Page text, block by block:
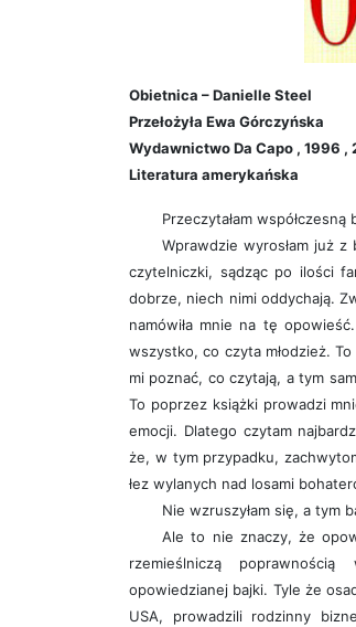
Obietnica – Danielle Steel
Przełożyła Ewa Górczyńska
Wydawnictwo Da Capo , 1996 ,
Literatura amerykańska
Przeczytałam współczesną
Wprawdzie wyrosłam już
czytelniczki, sądząc po ilości
dobrze, niech nimi oddychają.
namówiła mnie na tę
wszystko, co czyta młodzież.
mi poznać, co czytają, a tym
To poprzez książki prowadzi
emocji. Dlatego czytam
że, w tym przypadku,
łez wylanych nad losami
Nie wzruszyłam się, a tym
Ale to nie znaczy, że
rzemieślniczą
opowiedzianej bajki. Tyle że
USA, prowadzili rodzinny